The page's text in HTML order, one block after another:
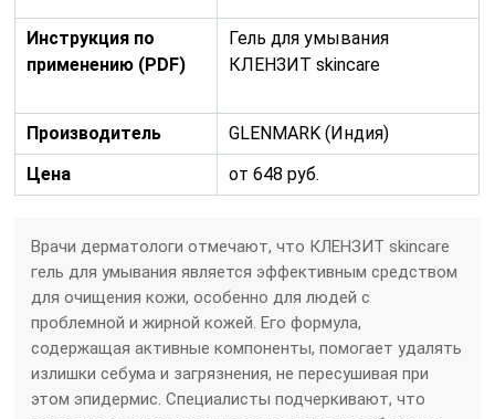
Инструкция по
применению (PDF)
Гель для умывания
КЛЕНЗИТ skincare
Производитель
GLENMARK (Индия)
Цена
от 648 руб.
Врачи дерматологи отмечают, что КЛЕНЗИТ skincare
гель для умывания является эффективным средством
для очищения кожи, особенно для людей с
проблемной и жирной кожей. Его формула,
содержащая активные компоненты, помогает удалять
излишки себума и загрязнения, не пересушивая при
этом эпидермис. Специалисты подчеркивают, что